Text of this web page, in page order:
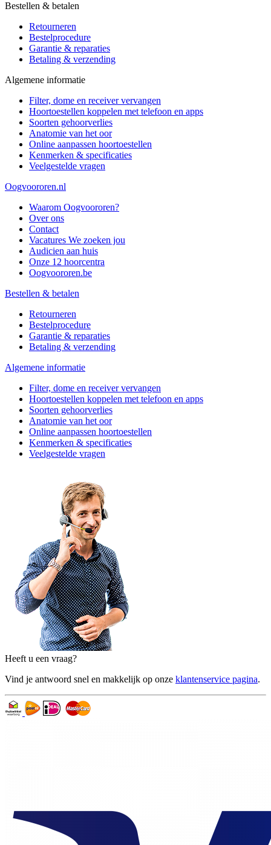
Bestellen & betalen
Retourneren
Bestelprocedure
Garantie & reparaties
Betaling & verzending
Algemene informatie
Filter, dome en receiver vervangen
Hoortoestellen koppelen met telefoon en apps
Soorten gehoorverlies
Anatomie van het oor
Online aanpassen hoortoestellen
Kenmerken & specificaties
Veelgestelde vragen
Oogvoororen.nl
Waarom Oogvoororen?
Over ons
Contact
Vacatures We zoeken jou
Audicien aan huis
Onze 12 hoorcentra
Oogvoororen.be
Bestellen & betalen
Retourneren
Bestelprocedure
Garantie & reparaties
Betaling & verzending
Algemene informatie
Filter, dome en receiver vervangen
Hoortoestellen koppelen met telefoon en apps
Soorten gehoorverlies
Anatomie van het oor
Online aanpassen hoortoestellen
Kenmerken & specificaties
Veelgestelde vragen
Heeft u een vraag?
Vind je antwoord snel en makkelijk op onze klantenservice pagina.